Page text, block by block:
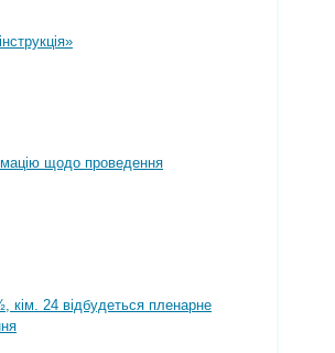
щодо проведення
кім. 24 відбудеться пленарне